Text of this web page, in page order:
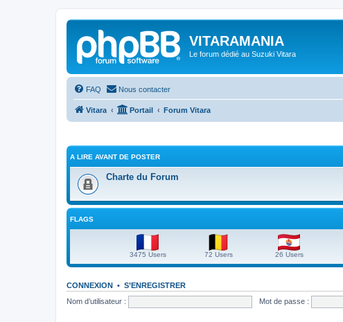
VITARAMANIA
Le forum dédié au Suzuki Vitara
FAQ Nous contacter
Vitara Portail Forum Vitara
A LIRE AVANT DE POSTER
Charte du Forum
FLAGS
3475 Users 72 Users 26 Users
CONNEXION • S’ENREGISTRER
Nom d’utilisateur :
Mot de passe :